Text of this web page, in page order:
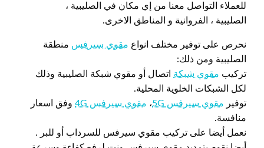
للعملاء التواصل معنا من إي مكان في الصليبية ،
الصليبية ، الفروانية و المناطق الاخرى.
نحرص على توفير مختلف انواع مقوي سيرفس منطقة
الصليبية ومن ذلك:
تركيب مقوي شبكة اتصال أو مقوي شبكة الصليبية وذلك
لكل الشبكات الخلوية المحلية.
توفير مقوي سيرفس 5G ، مقوي سيرفس 4G
وفق اسعار
منافسة.
نعمل أيضا على تركيب مقوي سيرفس للسرداب أو للبر .